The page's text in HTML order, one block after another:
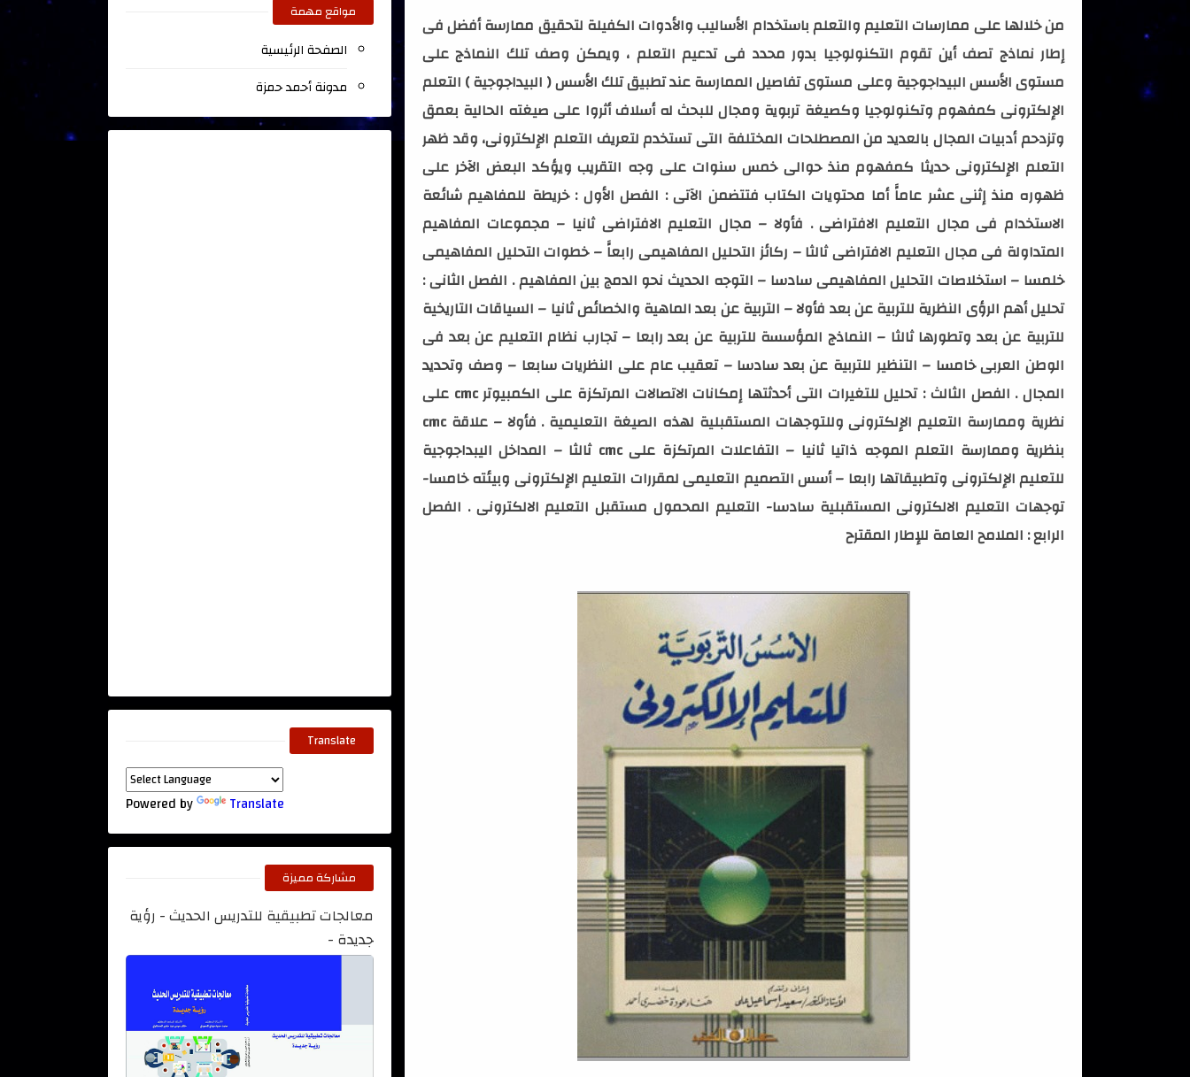
من خلالها على ممارسات التعليم والتعلم باستخدام الأساليب والأدوات الكفيلة لتحقيق ممارسة أفضل فى
إطار نماذج تصف أين تقوم التكنولوجيا بدور محدد فى تدعيم التعلم ، ويمكن وصف تلك النماذج على
مستوى الأسس البيداجوجية وعلى مستوى تفاصيل الممارسة عند تطبيق تلك الأسس ( البيداجوجية ) التعلم
الإلكترونى كمفهوم وتكنولوجيا وكصيغةتربوية ومجال للبحث له أسلاف أثروا على صيغته الحالية بعمق
وتزدحم أدبيات المجال بالعديد من المصطلحات المختلفة التى تستخدم لتعريف التعلم الإلكترونى، وقد ظهر
التعلم الإلكترونى حديثا كمفهوم منذ حوالى خمس سنوات على وجه التقريب ويؤكد البعض الآخر على
ظهوره منذ إثنى عشر عاماًَ أما محتويات الكتاب فتتضمن الآتى : الفصل الأول : خريطة للمفاهيم شائعة
الاستخدام فى مجال التعليم الافتراضى . فأولا – مجال التعليم الافتراضى ثانيا – مجموعات المفاهيم
المتداولة فى مجال التعليم الافتراضى ثالثا – ركائز التحليل المفاهيمى رابعاًَ – خطوات التحليل المفاهيمى
خلمسا – استخلاصات التحليل المفاهيمى سادسا – التوجه الحديث نحو الدمج بين المفاهيم . الفصل الثانى :
تحليل أهم الرؤى النظرية للتربية عن بعد فأولا – التربية عن بعد الماهية والخصائص ثانيا – السياقات التاريخية
للتربية عن بعد وتطورها ثالثا – النماذج المؤسسة للتربية عن بعد رابعا – تجارب نظام التعليم عن بعد فى
الوطن العربى خامسا – التنظير للتربية عن بعد سادسا – تعقيب عام على النظريات سابعا – وصف وتحديد
المجال . الفصل الثالث : تحليل للتغيرات التى أحدثتها إمكانات الاتصالات المرتكزة على الكمبيوتر cmc على
نظرية وممارسة التعليم الإلكترونى وللتوجهات المستقبلية لهذه الصيغة التعليمية . فأولا – علاقة cmc
بنظرية وممارسة التعلم الموجه ذاتيا ثانيا – التفاعلات المرتكزة على cmc ثالثا – المداخل اليبداجوجية
للتعليم الإلكترونى وتطبيقاتها رابعا – أسس التصميم التعليمى لمقررات التعليم الإلكترونى وبيئته خامسا-
توجهات التعليم الالكترونى المستقبلية سادسا- التعليم المحمول مستقبل التعليم الالكترونى . الفصل
الرابع : الملامح العامة للإطار المقترح
مواقع مهمة
الصفحة الرئيسية
مدونة أحمد حمزة
Translate
Powered by Translate
مشاركة مميزة
معالجات تطبيقية للتدريس الحديث - رؤية
جديدة -